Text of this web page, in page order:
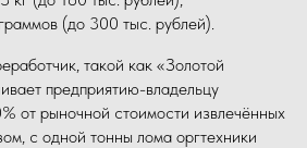
(до 300 тыс. рублей).
такой как «Золотой
предприятию-владельцу
от рыночной стоимости извлечённых
с одной тонны лома оргтехники